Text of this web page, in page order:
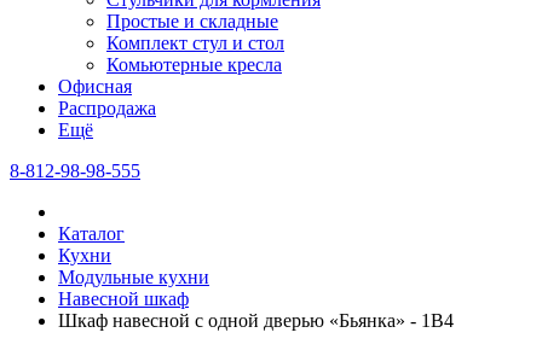
Простые и складные
Комплект стул и стол
Комьютерные кресла
Офисная
Распродажа
Eщё
8-812-98-98-555
Каталог
Кухни
Модульные кухни
Навесной шкаф
Шкаф навесной c одной дверью «Бьянка» - 1В4